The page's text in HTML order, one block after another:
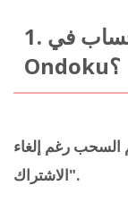
1. هل لديك أكثر من حساب في
Ondoku؟
السحب رغم إلغاء
الاشتراك".